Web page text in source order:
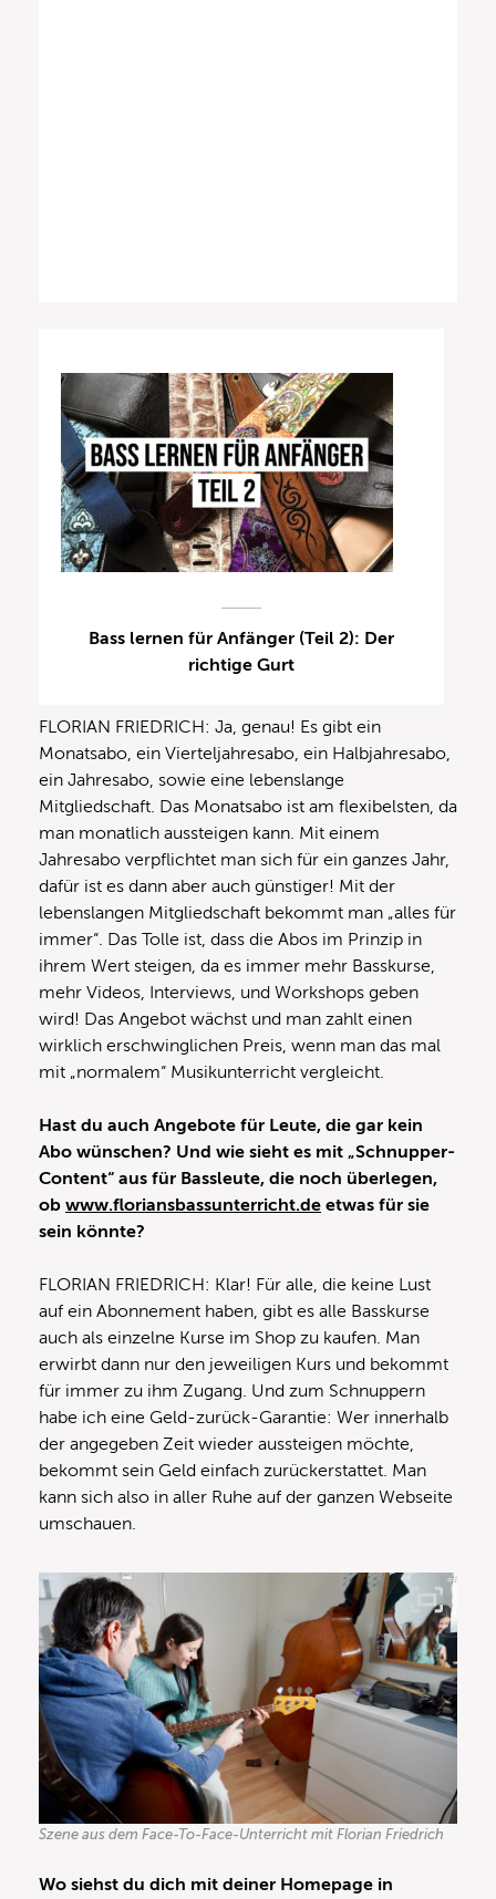
Bass lernen für Anfänger (Teil 2): Der
richtige Gurt
FLORIAN FRIEDRICH: Ja, genau! Es gibt ein
Monatsabo, ein Vierteljahresabo, ein Halbjahresabo,
ein Jahresabo, sowie eine lebenslange
Mitgliedschaft. Das Monatsabo ist am flexibelsten, da
man monatlich aussteigen kann. Mit einem
Jahresabo verpflichtet man sich für ein ganzes Jahr,
dafür ist es dann aber auch günstiger! Mit der
lebenslangen Mitgliedschaft bekommt man „alles für
immer“. Das Tolle ist, dass die Abos im Prinzip in
ihrem Wert steigen, da es immer mehr Basskurse,
mehr Videos, Interviews, und Workshops geben
wird! Das Angebot wächst und man zahlt einen
wirklich erschwinglichen Preis, wenn man das mal
mit „normalem“ Musikunterricht vergleicht.
Hast du auch Angebote für Leute, die gar kein
Abo wünschen? Und wie sieht es mit „Schnupper-
Content“ aus für Bassleute, die noch überlegen,
ob www.floriansbassunterricht.de etwas für sie
sein könnte?
FLORIAN FRIEDRICH: Klar! Für alle, die keine Lust
auf ein Abonnement haben, gibt es alle Basskurse
auch als einzelne Kurse im Shop zu kaufen. Man
erwirbt dann nur den jeweiligen Kurs und bekommt
für immer zu ihm Zugang. Und zum Schnuppern
habe ich eine Geld-zurück-Garantie: Wer innerhalb
der angegeben Zeit wieder aussteigen möchte,
bekommt sein Geld einfach zurückerstattet. Man
kann sich also in aller Ruhe auf der ganzen Webseite
umschauen.
Szene aus dem Face-To-Face-Unterricht mit Florian Friedrich
Wo siehst du dich mit deiner Homepage in